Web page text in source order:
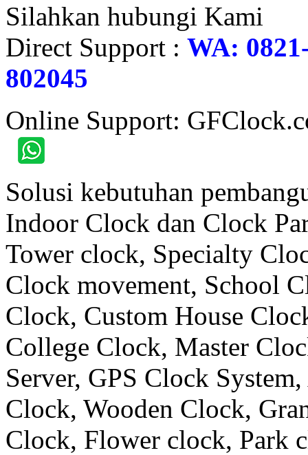
Silahkan hubungi Kami
Direct Support : WA:
802045
Online Support:
Solusi kebutuhan
Indoor Clock dan Clock
Tower clock, Specialty
Clock movement, School
Clock, Custom House
College Clock, Master
Server, GPS Clock
Clock, Wooden Clock,
Clock, Flower clock, Park